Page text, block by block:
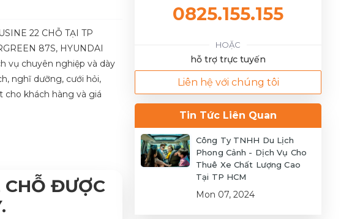
22 CHỖ TẠI TP
87S, HYUNDAI
vụ chuyên nghiệp và dày
nghĩ dưỡng, cưới hỏi,
khách hàng và giá
CHỖ ĐƯỢC
0825.155.155
HOẶC
hỗ trợ trực tuyến
Liên hệ với chúng tôi
Tin Tức Liên Quan
Công Ty TNHH Du Lịch
Phong Cảnh - Dịch Vụ Cho
Thuê Xe Chất Lượng Cao
Tại TP HCM
Mon 07, 2024